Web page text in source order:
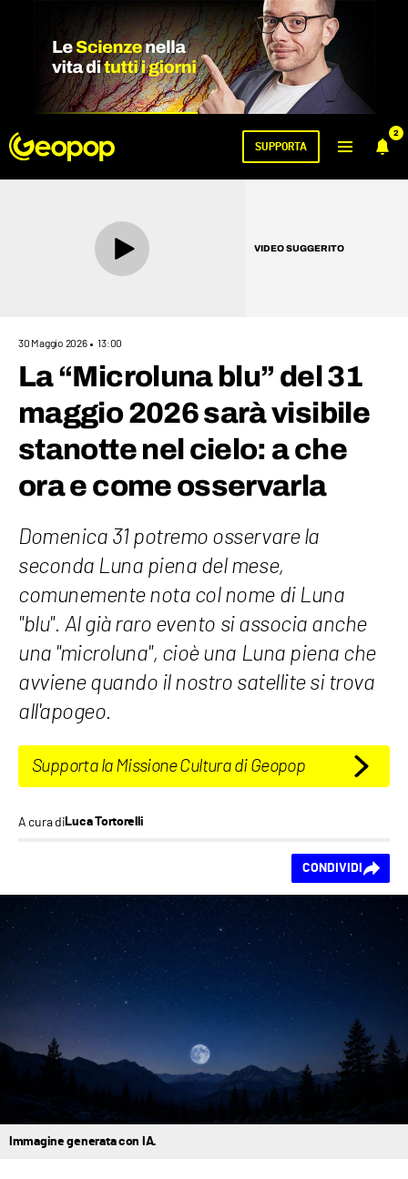
2
SUPPORTA
VIDEO SUGGERITO
30 Maggio 2026 13:00
La “Microluna blu” del 31
maggio 2026 sarà visibile
stanotte nel cielo: a che
ora e come osservarla
Domenica 31 potremo osservare la
seconda Luna piena del mese,
comunemente nota col nome di Luna
"blu". Al già raro evento si associa anche
una "microluna", cioè una Luna piena che
avviene quando il nostro satellite si trova
all'apogeo.
Supporta la Missione Cultura di Geopop
A cura diLuca Tortorelli
CONDIVIDI
Immagine generata con IA.